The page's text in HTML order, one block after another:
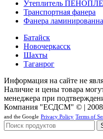
Утеплитель
Транспортная фанера
Фанера
Батайск
Новочеркасск
Шахты
Таганрог
Информация на сайте не
Наличие и цены товара
менеджера при
Компания "ЕСДСМ" © | 2008
and the Google Privacy Policy Terms of